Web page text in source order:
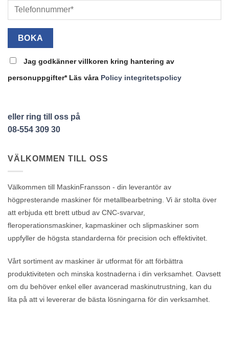
Jag godkänner villkoren kring hantering av
personuppgifter* Läs våra Policy integritetspolicy
eller ring till oss på
08-554 309 30
VÄLKOMMEN TILL OSS
Välkommen till MaskinFransson - din leverantör av
högpresterande maskiner för metallbearbetning. Vi är stolta över
att erbjuda ett brett utbud av CNC-svarvar,
fleroperationsmaskiner, kapmaskiner och slipmaskiner som
uppfyller de högsta standarderna för precision och effektivitet.
Vårt sortiment av maskiner är utformat för att förbättra
produktiviteten och minska kostnaderna i din verksamhet. Oavsett
om du behöver enkel eller avancerad maskinutrustning, kan du
lita på att vi levererar de bästa lösningarna för din verksamhet.